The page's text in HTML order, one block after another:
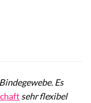
Es
sehr flexibel